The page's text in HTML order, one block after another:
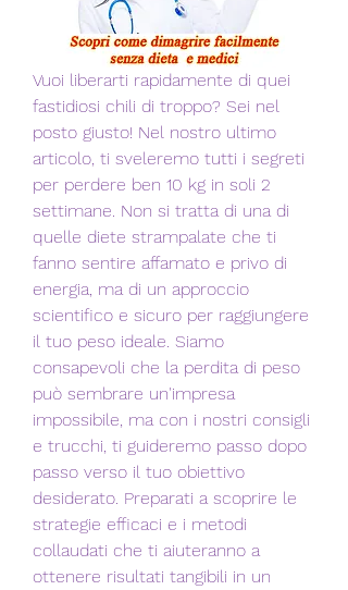
Vuoi liberarti rapidamente di quei
fastidiosi chili di troppo? Sei nel
posto giusto! Nel nostro ultimo
articolo, ti sveleremo tutti i segreti
per perdere ben 10 kg in soli 2
settimane. Non si tratta di una di
quelle diete strampalate che ti
fanno sentire affamato e privo di
energia, ma di un approccio
scientifico e sicuro per raggiungere
il tuo peso ideale. Siamo
consapevoli che la perdita di peso
può sembrare un'impresa
impossibile, ma con i nostri consigli
e trucchi, ti guideremo passo dopo
passo verso il tuo obiettivo
desiderato. Preparati a scoprire le
strategie efficaci e i metodi
collaudati che ti aiuteranno a
ottenere risultati tangibili in un